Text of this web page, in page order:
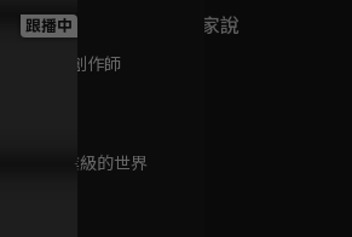
第9集 陀螺創作師
第10集 職業級的世界
跟播中 今日免費版-大家說
英語
跟播至第 3 集
耀眼